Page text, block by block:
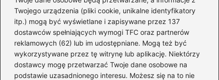
Twojego urządzenia (pliki cookie, unikalne identyfikatory
itp.) mogą być wyświetlane i zapisywane przez 137
dostawców spełniających wymogi TFC oraz partnerów
reklamowych (62) lub im udostępniane. Mogą też być
wykorzystywane przez tę witrynę lub aplikację. Niektórzy
dostawcy mogę przetwarzać Twoje dane osobowe na
podstawie uzasadnionego interesu. Możesz się na to nie
podczas pisania kolejnych komentarzy.
Poczytaj więcej